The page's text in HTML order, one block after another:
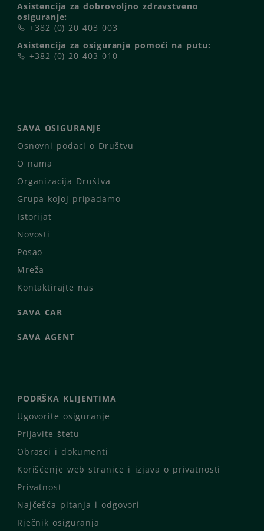
Asistencija za dobrovoljno zdravstveno
osiguranje:
+382 (0) 20 403 003
Asistencija za osiguranje pomoći na putu:
+382 (0) 20 403 010
SAVA OSIGURANJE
Osnovni podaci o Društvu
O nama
Organizacija Društva
Grupa kojoj pripadamo
Istorijat
Novosti
Posao
Mreža
Kontaktirajte nas
SAVA CAR
SAVA AGENT
PODRŠKA KLIJENTIMA
Ugovorite osiguranje
Prijavite štetu
Obrasci i dokumenti
Korišćenje web stranice i izjava o privatnosti
Privatnost
Najčešća pitanja i odgovori
Rječnik osiguranja